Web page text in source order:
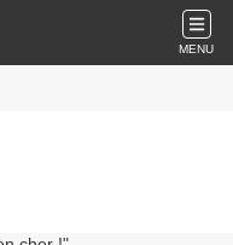
MENU